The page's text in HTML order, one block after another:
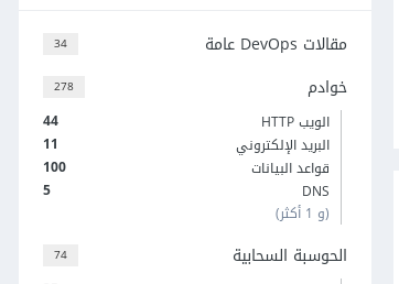
34 مقالات DevOps عامة
278 خوادم
44
الويب HTTP
11
البريد الإلكتروني
100
قواعد البيانات
5
DNS
(و 1 أكثر)
74 الحوسبة السحابية